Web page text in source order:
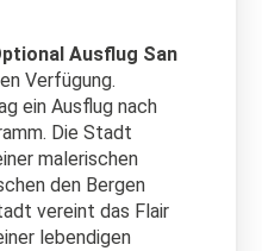
Ausflug San
Verfügung.
ein Ausflug nach
Die Stadt
malerischen
den Bergen
vereint das Flair
lebendigen